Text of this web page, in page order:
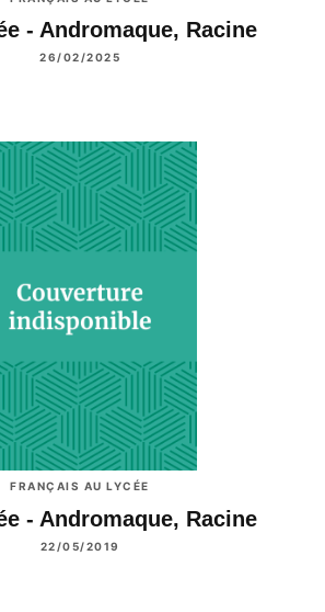
- Andromaque, Racine
26/02/2025
FRANÇAIS AU LYCÉE
- Andromaque, Racine
22/05/2019